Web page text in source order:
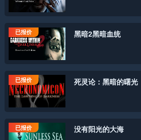
已报价 黑暗2黑暗血统
已报价 死灵论：黑暗的曙光
已报价 没有阳光的大海